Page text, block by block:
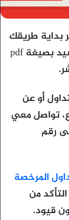
بداية طريقك
إلى أسواق المال بقلم شريف خورشيد بصيغة pdf
أو عن
تواصل معي
رقم
المرخصة
من
قيود.